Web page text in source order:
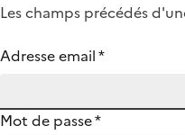
Les champs précédés
Adresse email*
Mot de passe*